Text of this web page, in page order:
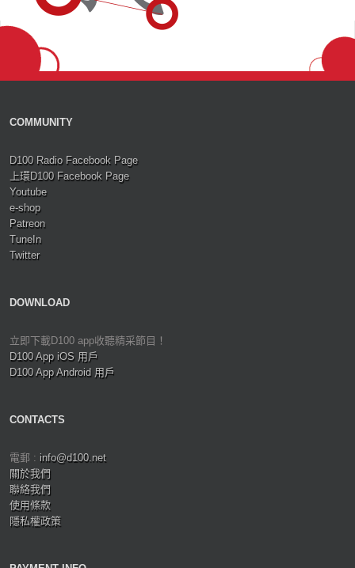
COMMUNITY
D100 Radio Facebook Page
上環D100 Facebook Page
Youtube
e-shop
Patreon
TuneIn
Twitter
DOWNLOAD
立即下載D100 app收聽精采節目！
D100 App iOS 用戶
D100 App Android 用戶
CONTACTS
電郵 : info@d100.net
關於我們
聯絡我們
使用條款
隱私權政策